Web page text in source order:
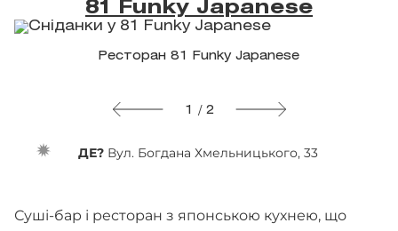
81 Funky Japanese
Ресторан 81 Funky Japanese
1 / 2
ДЕ? Вул. Богдана Хмельницького, 33
Суші-бар і ресторан з японською кухнею, що